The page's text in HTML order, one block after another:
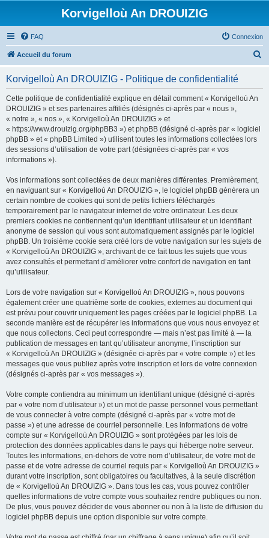
Korvigelloù An DROUIZIG
FAQ Connexion
Accueil du forum
Korvigelloù An DROUIZIG - Politique de confidentialité
Cette politique de confidentialité explique en détail comment « Korvigelloù An
DROUIZIG » et ses partenaires affiliés (désignés ci-après par « nous »,
« notre », « nos », « Korvigelloù An DROUIZIG » et
« https://www.drouizig.org/phpBB3 ») et phpBB (désigné ci-après par « logiciel
phpBB » et « phpBB Limited ») utilisent toutes les informations collectées lors
des sessions d’utilisation de votre part (désignées ci-après par « vos
informations »).
Vos informations sont collectées de deux manières différentes. Premièrement,
en naviguant sur « Korvigelloù An DROUIZIG », le logiciel phpBB génèrera un
certain nombre de cookies qui sont de petits fichiers téléchargés
temporairement par le navigateur internet de votre ordinateur. Les deux
premiers cookies ne contiennent qu’un identifiant utilisateur et un identifiant
anonyme de session qui vous sont automatiquement assignés par le logiciel
phpBB. Un troisième cookie sera créé lors de votre navigation sur les sujets de
« Korvigelloù An DROUIZIG », archivant de ce fait tous les sujets que vous
avez consultés et permettant d’améliorer votre confort de navigation en tant
qu’utilisateur.
Lors de votre navigation sur « Korvigelloù An DROUIZIG », nous pouvons
également créer une quatrième sorte de cookies, externes au document qui
est prévu pour couvrir uniquement les pages créées par le logiciel phpBB. La
seconde manière est de récupérer les informations que vous nous envoyez et
que nous collectons. Ceci peut correspondre — mais n’est pas limité à — la
publication de messages en tant qu’utilisateur anonyme, l’inscription sur
« Korvigelloù An DROUIZIG » (désignée ci-après par « votre compte ») et les
messages que vous publiez après votre inscription et lors de votre connexion
(désignés ci-après par « vos messages »).
Votre compte contiendra au minimum un identifiant unique (désigné ci-après
par « votre nom d’utilisateur ») et un mot de passe personnel vous permettant
de vous connecter à votre compte (désigné ci-après par « votre mot de
passe ») et une adresse de courriel personnelle. Les informations de votre
compte sur « Korvigelloù An DROUIZIG » sont protégées par les lois de
protection des données applicables dans le pays qui héberge notre serveur.
Toutes les informations, en-dehors de votre nom d’utilisateur, de votre mot de
passe et de votre adresse de courriel requis par « Korvigelloù An DROUIZIG »
durant votre inscription, sont obligatoires ou facultatives, à la seule discrétion
de « Korvigelloù An DROUIZIG ». Dans tous les cas, vous pouvez contrôler
quelles informations de votre compte vous souhaitez rendre publiques ou non.
De plus, vous pouvez décider de vous abonner ou non à la liste de diffusion du
logiciel phpBB depuis une option disponible sur votre compte.